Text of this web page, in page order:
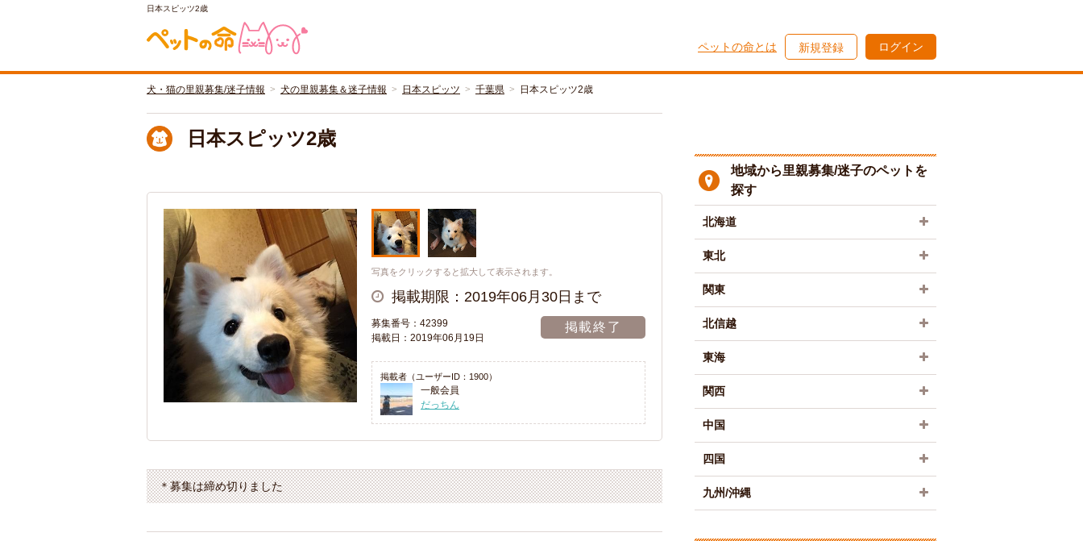
日本スピッツ2歳
ペットの命とは 新規登録 ログイン
犬・猫の里親募集/迷子情報 犬の里親募集＆迷子情報 日本スピッツ 千葉県 日本スピッツ2歳
日本スピッツ2歳
写真をクリックすると拡大して表示されます。
掲載期限：2019年06月30日まで
募集番号：42399
掲載日：2019年06月19日
掲載終了
掲載者（ユーザーID：1900）
一般会員
だっちん
＊募集は締め切りました
地域から里親募集/迷子のペットを
探す
北海道
東北
関東
北信越
東海
関西
中国
四国
九州/沖縄